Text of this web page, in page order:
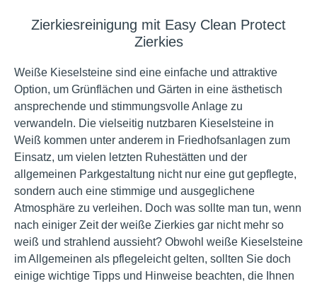
Zierkiesreinigung mit Easy Clean Protect
Zierkies
Weiße Kieselsteine sind eine einfache und attraktive
Option, um Grünflächen und Gärten in eine ästhetisch
ansprechende und stimmungsvolle Anlage zu
verwandeln. Die vielseitig nutzbaren Kieselsteine in
Weiß kommen unter anderem in Friedhofsanlagen zum
Einsatz, um vielen letzten Ruhestätten und der
allgemeinen Parkgestaltung nicht nur eine gut gepflegte,
sondern auch eine stimmige und ausgeglichene
Atmosphäre zu verleihen. Doch was sollte man tun, wenn
nach einiger Zeit der weiße Zierkies gar nicht mehr so
weiß und strahlend aussieht? Obwohl weiße Kieselsteine
im Allgemeinen als pflegeleicht gelten, sollten Sie doch
einige wichtige Tipps und Hinweise beachten, die Ihnen